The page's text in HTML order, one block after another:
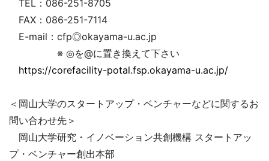
TEL：086-251-8705
FAX：086-251-7114
E-mail：cfp◎okayama-u.ac.jp
※ ◎を@に置き換えて下さい
https://corefacility-potal.fsp.okayama-u.ac.jp/
＜岡山大学のスタートアップ・ベンチャーなどに関するお
問い合わせ先＞
岡山大学研究・イノベーション共創機構 スタートアッ
プ・ベンチャー創出本部